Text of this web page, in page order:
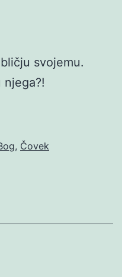
svojemu.
njega?!
, Čovek